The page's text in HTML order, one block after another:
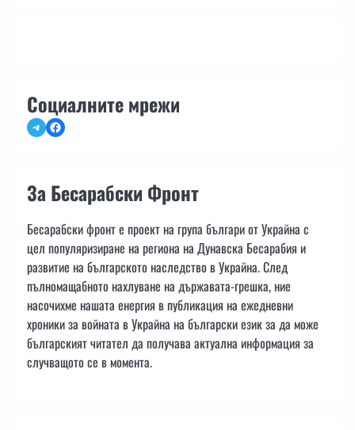
Социалните мрежи
TelegramFacebook
За Бесарабски Фронт
Бесарабски фронт е проект на група българи от Украйна с
цел популяризиране на региона на Дунавска Бесарабия и
развитие на българското наследство в Украйна. След
пълномащабното нахлуване на държавата-грешка, ние
насочихме нашата енергия в публикация на ежедневни
хроники за войната в Украйна на български език за да може
българският читател да получава актуална информация за
случващото се в момента.